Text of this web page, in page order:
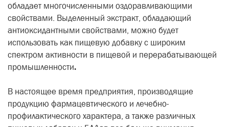
обладает многочисленными оздоравливающими
свойствами. Выделенный экстракт, обладающий
антиоксидантными свойствами, можно будет
использовать как пищевую добавку с широким
спектром активности в пищевой и перерабатывающей
промышленности.
В настоящее время предприятия, производящие
продукцию фармацевтического и лечебно-
профилактического характера, а также различных